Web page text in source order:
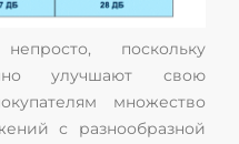
поскольку
улучшают свою
множество
с разнообразной